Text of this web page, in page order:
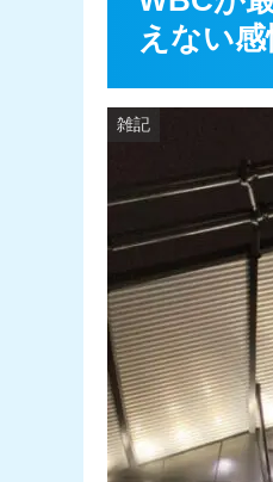
えない感
雑記